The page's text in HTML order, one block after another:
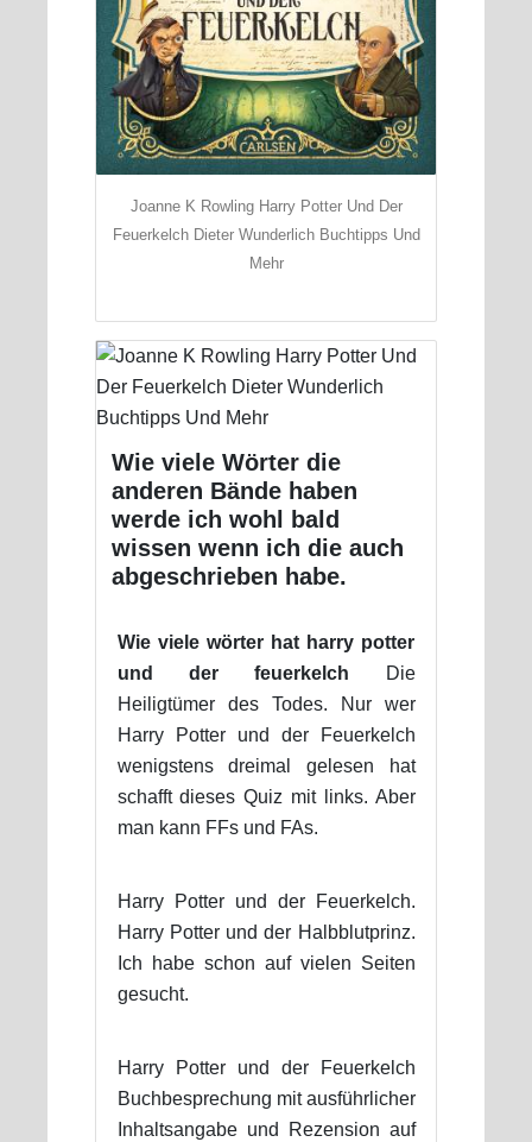
Joanne K Rowling Harry Potter Und Der
Feuerkelch Dieter Wunderlich Buchtipps Und
Mehr
Wie viele Wörter die
anderen Bände haben
werde ich wohl bald
wissen wenn ich die auch
abgeschrieben habe.
Wie viele wörter hat harry potter
und der feuerkelch Die
Heiligtümer des Todes. Nur wer
Harry Potter und der Feuerkelch
wenigstens dreimal gelesen hat
schafft dieses Quiz mit links. Aber
man kann FFs und FAs.
Harry Potter und der Feuerkelch.
Harry Potter und der Halbblutprinz.
Ich habe schon auf vielen Seiten
gesucht.
Harry Potter und der Feuerkelch
Buchbesprechung mit ausführlicher
Inhaltsangabe und Rezension auf